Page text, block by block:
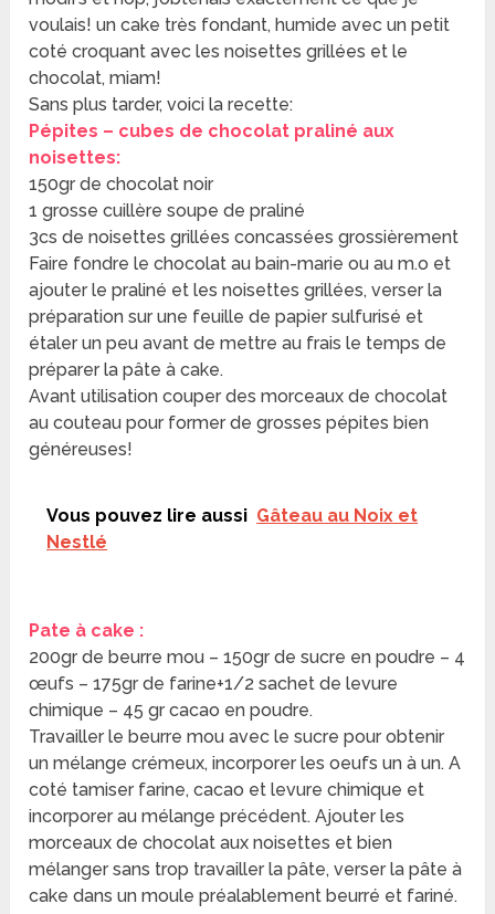
voulais! un cake très fondant, humide avec un petit
coté croquant avec les noisettes grillées et le
chocolat, miam!
Sans plus tarder, voici la recette:
Pépites – cubes de chocolat praliné aux
noisettes:
150gr de chocolat noir
1 grosse cuillère soupe de praliné
3cs de noisettes grillées concassées grossièrement
Faire fondre le chocolat au bain-marie ou au m.o et
ajouter le praliné et les noisettes grillées, verser la
préparation sur une feuille de papier sulfurisé et
étaler un peu avant de mettre au frais le temps de
préparer la pâte à cake.
Avant utilisation couper des morceaux de chocolat
au couteau pour former de grosses pépites bien
généreuses!
Vous pouvez lire aussi Gâteau au Noix et
Nestlé
Pate à cake :
200gr de beurre mou – 150gr de sucre en poudre – 4
œufs – 175gr de farine+1/2 sachet de levure
chimique – 45 gr cacao en poudre.
Travailler le beurre mou avec le sucre pour obtenir
un mélange crémeux, incorporer les oeufs un à un. A
coté tamiser farine, cacao et levure chimique et
incorporer au mélange précédent. Ajouter les
morceaux de chocolat aux noisettes et bien
mélanger sans trop travailler la pâte, verser la pâte à
cake dans un moule préalablement beurré et fariné.